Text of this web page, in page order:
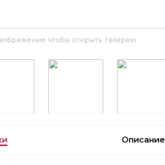
чтобы открыть галерею
Описание